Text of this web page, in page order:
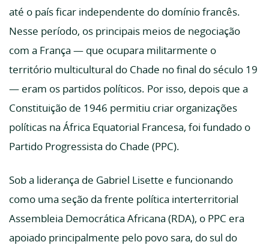
até o país ficar independente do domínio francês.
Nesse período, os principais meios de negociação
com a França — que ocupara militarmente o
território multicultural do Chade no final do século 19
— eram os partidos políticos. Por isso, depois que a
Constituição de 1946 permitiu criar organizações
políticas na África Equatorial Francesa, foi fundado o
Partido Progressista do Chade (PPC).
Sob a liderança de Gabriel Lisette e funcionando
como uma seção da frente política interterritorial
Assembleia Democrática Africana (RDA), o PPC era
apoiado principalmente pelo povo sara, do sul do